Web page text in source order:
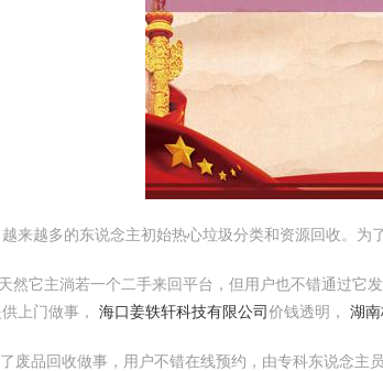
来越多的东说念主初始热心垃圾分类和资源回收。为
然它主淌若一个二手来回平台，但用户也不错通过它
上门做事， 海口姜轶轩科技有限公司价钱透明， 湖
废品回收做事，用户不错在线预约，由专科东说念